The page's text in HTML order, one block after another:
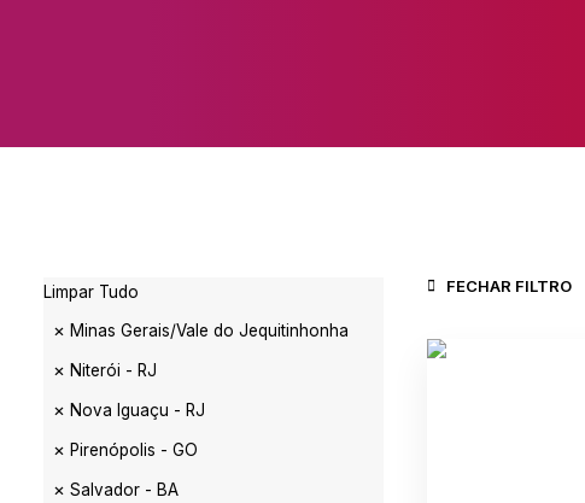
Limpar Tudo
Minas Gerais/Vale do Jequitinhonha
Niterói - RJ
Nova Iguaçu - RJ
Pirenópolis - GO
Salvador - BA
FECHAR FILTRO